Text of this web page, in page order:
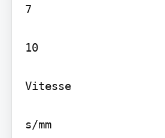
7
10
Vitesse
s/mm